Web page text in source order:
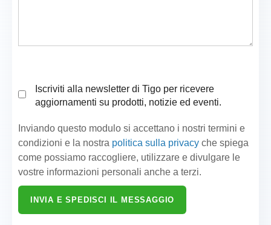
Iscriviti alla newsletter di Tigo per ricevere
aggiornamenti su prodotti, notizie ed eventi.
Inviando questo modulo si accettano i nostri termini e
condizioni e la nostra politica sulla privacy che spiega
come possiamo raccogliere, utilizzare e divulgare le
vostre informazioni personali anche a terzi.